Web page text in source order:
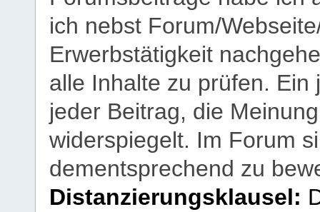
ich nebst Forum/
Erwerbstätigkeit
alle Inhalte zu prüfen.
jeder Beitrag, die
widerspiegelt. Im Forum
dementsprechend zu
Distanzierungsklausel: